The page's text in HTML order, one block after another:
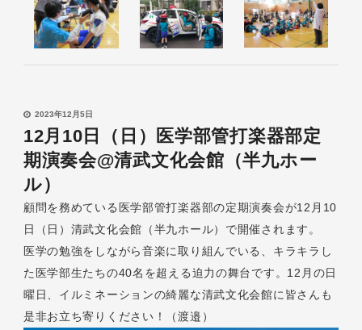
2023年12月5日
12月10日（日）医学部管打楽器部定
期演奏会@清武文化会館（半九ホー
ル）
顧問を務めている医学部管打楽器部の定期演奏会が12月10
日（日）清武文化会館（半九ホール）で開催されます。
医学の勉強をしながら音楽に取り組んでいる、キラキラし
た医学部生たちの40名を超える迫力の舞台です。12月の日
曜日、イルミネーションの綺麗な清武文化会館に皆さんも
是非お立ち寄りください！（渡邉）